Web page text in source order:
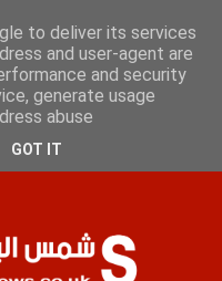
الصفحات
to deliver its services
and user-agent are
and security
generate usage
abuse.
GOT IT